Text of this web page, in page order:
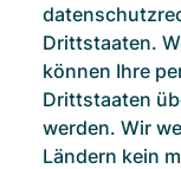
Drittstaaten.
können Ihre
Drittstaaten
werden. Wir
Ländern kein